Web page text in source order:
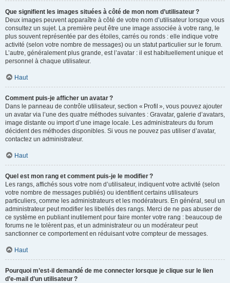
Que signifient les images situées à côté de mon nom d’utilisateur ?
Deux images peuvent apparaître à côté de votre nom d’utilisateur lorsque vous
consultez un sujet. La première peut être une image associée à votre rang, le
plus souvent représentée par des étoiles, carrés ou ronds : elle indique votre
activité (selon votre nombre de messages) ou un statut particulier sur le forum.
L’autre, généralement plus grande, est l’avatar : il est habituellement unique et
personnel à chaque utilisateur.
Haut
Comment puis-je afficher un avatar ?
Dans le panneau de contrôle utilisateur, section « Profil », vous pouvez ajouter
un avatar via l’une des quatre méthodes suivantes : Gravatar, galerie d’avatars,
image distante ou import d’une image locale. Les administrateurs du forum
décident des méthodes disponibles. Si vous ne pouvez pas utiliser d’avatar,
contactez un administrateur.
Haut
Quel est mon rang et comment puis-je le modifier ?
Les rangs, affichés sous votre nom d’utilisateur, indiquent votre activité (selon
votre nombre de messages publiés) ou identifient certains utilisateurs
particuliers, comme les administrateurs et les modérateurs. En général, seul un
administrateur peut modifier les libellés des rangs. Merci de ne pas abuser de
ce système en publiant inutilement pour faire monter votre rang : beaucoup de
forums ne le tolèrent pas, et un administrateur ou un modérateur peut
sanctionner ce comportement en réduisant votre compteur de messages.
Haut
Pourquoi m’est-il demandé de me connecter lorsque je clique sur le lien
d’e-mail d’un utilisateur ?